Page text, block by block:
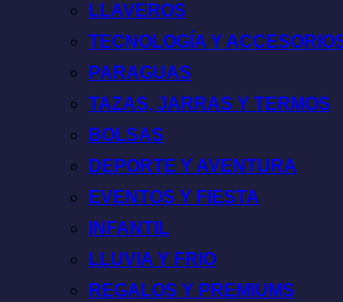
LLAVEROS
TECNOLOGÍA Y
PARAGUAS
TAZAS, JARRAS Y TERMOS
BOLSAS
DEPORTE Y AVENTURA
EVENTOS Y FIESTA
INFANTIL
LLUVIA Y FRIO
REGALOS Y PREMIUMS